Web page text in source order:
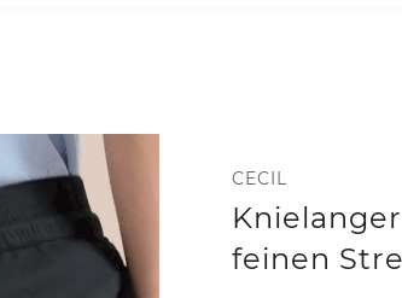
CECIL
feinen